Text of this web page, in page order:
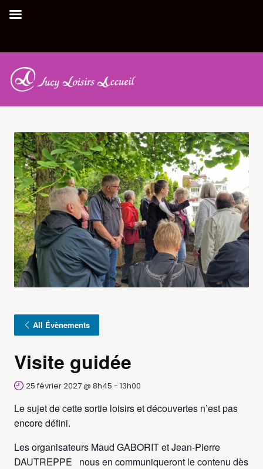
All Évènements
Visite guidée
25 février 2027 @ 8h45 - 13h00
Le sujet de cette sortie loisirs et découvertes n’est pas
encore défini.
Les organisateurs Maud GABORIT et Jean-Pierre
DAUTREPPE nous en communiqueront le contenu dès